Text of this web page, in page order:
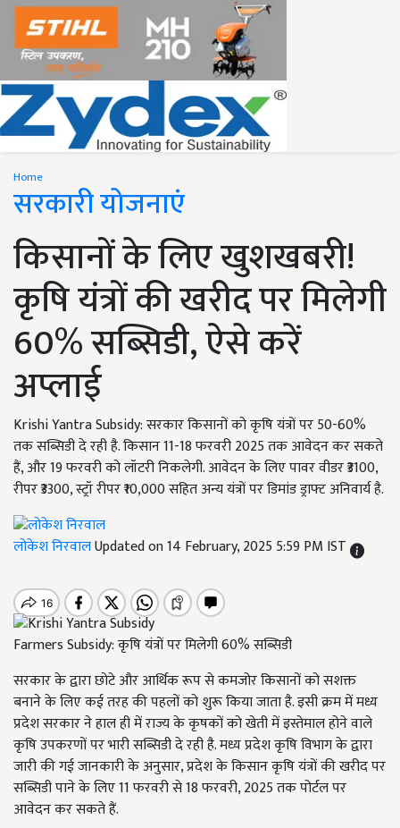
Home
सरकारी योजनाएं
किसानों के लिए खुशखबरी!
कृषि यंत्रों की खरीद पर मिलेगी
60% सब्सिडी, ऐसे करें
अप्लाई
Krishi Yantra Subsidy: सरकार किसानों को कृषि यंत्रों पर 50-60%
तक सब्सिडी दे रही है. किसान 11-18 फरवरी 2025 तक आवेदन कर सकते
हैं, और 19 फरवरी को लॉटरी निकलेगी. आवेदन के लिए पावर वीडर ₹3100,
रीपर ₹3300, स्ट्रॉ रीपर ₹10,000 सहित अन्य यंत्रों पर डिमांड ड्राफ्ट अनिवार्य है.
लोकेश निरवालUpdated on 14 February, 2025 5:59 PM IST
Farmers Subsidy: कृषि यंत्रों पर मिलेगी 60% सब्सिडी
सरकार के द्वारा छोटे और आर्थिक रूप से कमजोर किसानों को सशक्त
बनाने के लिए कई तरह की पहलों को शुरू किया जाता है. इसी क्रम में मध्य
प्रदेश सरकार ने हाल ही में राज्य के कृषकों को खेती में इस्तेमाल होने वाले
कृषि उपकरणों पर भारी सब्सिडी दे रही है. मध्य प्रदेश कृषि विभाग के द्वारा
जारी की गई जानकारी के अनुसार, प्रदेश के किसान कृषि यंत्रों की खरीद पर
सब्सिडी पाने के लिए 11 फरवरी से 18 फरवरी, 2025 तक पोर्टल पर
आवेदन कर सकते हैं.